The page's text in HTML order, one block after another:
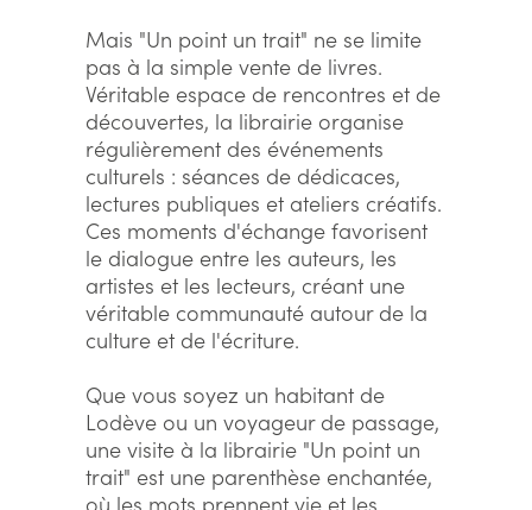
Mais "Un point un trait" ne se limite
pas à la simple vente de livres.
Véritable espace de rencontres et de
découvertes, la librairie organise
régulièrement des événements
culturels : séances de dédicaces,
lectures publiques et ateliers créatifs.
Ces moments d'échange favorisent
le dialogue entre les auteurs, les
artistes et les lecteurs, créant une
véritable communauté autour de la
culture et de l'écriture.
Que vous soyez un habitant de
Lodève ou un voyageur de passage,
une visite à la librairie "Un point un
trait" est une parenthèse enchantée,
où les mots prennent vie et les